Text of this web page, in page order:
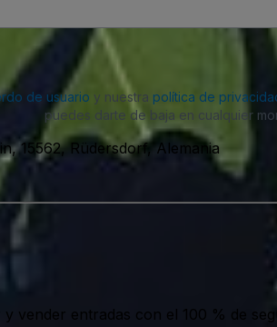
de usuario y nuestra política de
puedes darte de baja en cualquier
15562, Rüdersdorf, Alemania
vender entradas con el 100 % de